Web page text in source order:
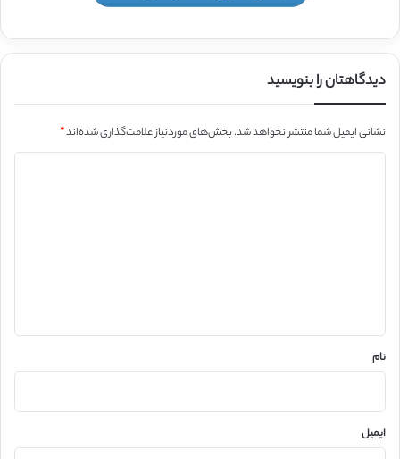
دیدگاهتان را بنویسید
نشانی ایمیل شما منتشر نخواهد شد.بخش‌های موردنیاز علامت‌گذاری شده‌اند*
نام
ایمیل